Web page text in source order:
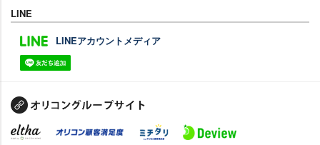
LINE
LINEアカウントメディア